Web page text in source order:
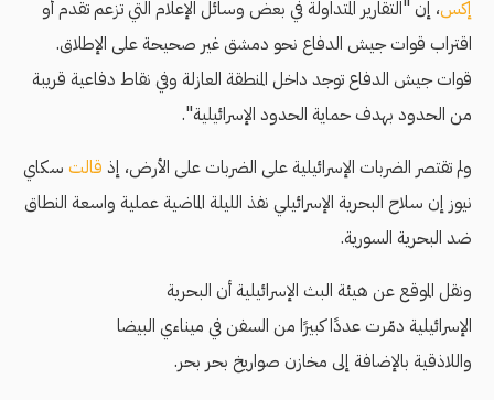
إكس، إن "التقارير المتداولة في بعض وسائل الإعلام التي تزعم تقدم أو
اقتراب قوات جيش الدفاع نحو دمشق غير صحيحة على الإطلاق.
قوات جيش الدفاع توجد داخل المنطقة العازلة وفي نقاط دفاعية قريبة
من الحدود بهدف حماية الحدود الإسرائيلية".
ولم تقتصر الضربات الإسرائيلية على الضربات على الأرض، إذ قالت سكاي
نيوز إن سلاح البحرية الإسرائيلي نفذ الليلة الماضية عملية واسعة النطاق
ضد البحرية السورية.
ونقل الموقع عن هيئة البث الإسرائيلية أن البحرية
الإسرائيلية دمّرت عددًا كبيرًا من السفن في ميناءي البيضا
واللاذقية بالإضافة إلى مخازن صواريخ بحر بحر.